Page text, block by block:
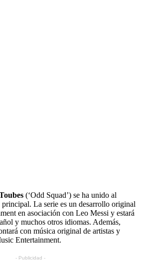
(‘Odd Squad’) se ha unido al
La serie es un desarrollo original
en asociación con Leo Messi y estará
y muchos otros idiomas. Además,
con música original de artistas y
Entertainment.
- Publicidad -